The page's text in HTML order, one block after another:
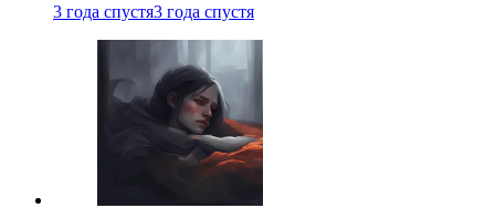
3 года спустя3 года спустя